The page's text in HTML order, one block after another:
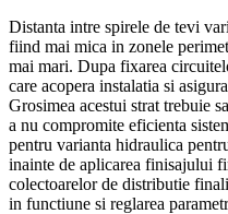
Distanta intre spirele de tevi
fiind mai mica in zonele
mai mari. Dupa fixarea
care acopera instalatia si
Grosimea acestui strat trebuie
a nu compromite eficienta
pentru varianta hidraulica
inainte de aplicarea finisajului
colectoarelor de distributie
in functiune si reglarea